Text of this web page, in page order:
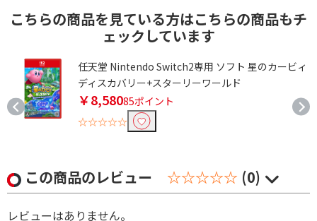
こちらの商品を見ている方はこちらの商品もチ
ェックしています
任天堂 Nintendo Switch2専用 ソフト 星のカービィ
ディスカバリー+スターリーワールド
￥8,58085ポイント
☆☆☆☆☆
この商品のレビュー ☆☆☆☆☆ (0)
レビューはありません。